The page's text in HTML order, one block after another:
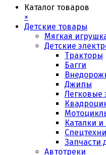
Каталог товаров
×
Детские товары
Мягкая
Детские
Тракторы
Багги
Джипы
Легковые
Каталки
Запчасти
Автотреки